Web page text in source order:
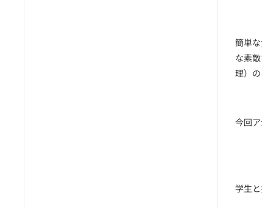
簡単
な素
理）
今回
学生